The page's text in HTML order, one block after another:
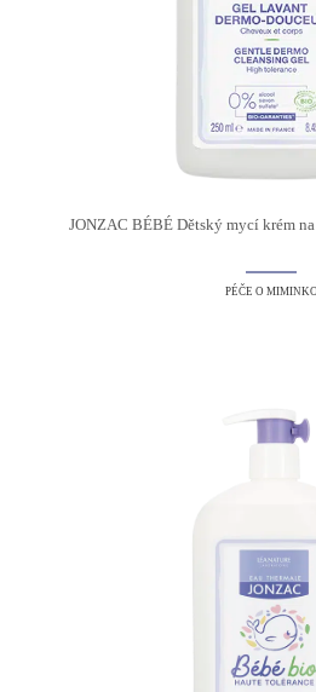
JONZAC BÉBÉ Dětský mycí krém
PÉČE O MIMINKO